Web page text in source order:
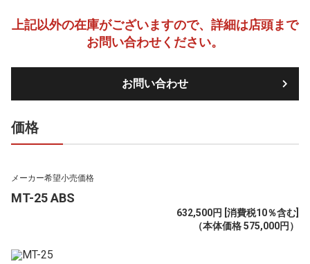
上記以外の在庫がございますので、詳細は店頭まで
お問い合わせください。
お問い合わせ
価格
メーカー希望小売価格
MT-25 ABS
632,500円 [消費税10％含む]
（本体価格 575,000円）